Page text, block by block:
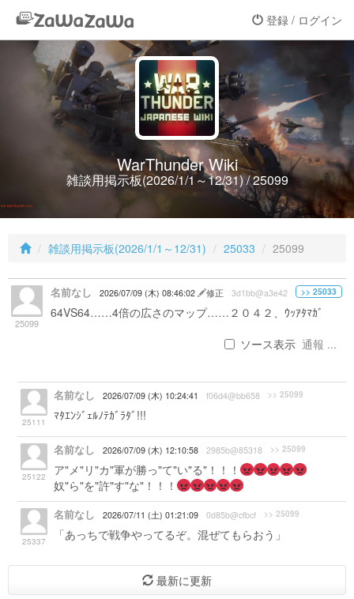
登録 / ログイン
WarThunder Wiki
雑談用掲示板(2026/1/1～12/31) / 25099
雑談用掲示板(2026/1/1～12/31) 25033 25099
25099
名前なし 2026/07/09 (木) 08:46:02 修正 3d1bb@a3e42 >> 25033
64VS64……4倍の広さのマップ……２０４２、ｳｯｱﾀﾏｶﾞ
ソース表示 通報 ...
25111
名前なし 2026/07/09 (木) 10:24:41 f06d4@bb658 >> 25099
ﾏﾀｴﾝｼﾞｪﾙﾉﾃｶﾞﾗﾀﾞ!!!
25122
名前なし 2026/07/09 (木) 12:10:58 2985b@85318 >> 25099
ア"メ"リ"カ"軍が勝っ"て"い"る"！！！
奴"ら"を"許"す"な"！！！
25337
名前なし 2026/07/11 (土) 01:21:09 0d85b@cfbcf >> 25099
「あっちで戦争やってるぞ。混ぜてもらおう」
最新に更新